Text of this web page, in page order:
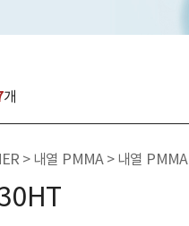
개
> 내열 PMMA > 내열 PMMA